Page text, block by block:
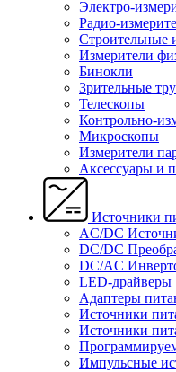
Электро-
Радио-
Строительные
Измерители
Бинокли
Зрительные
Телескопы
Контрольно-
Микроскопы
Измерители
Аксессуары и
Источники
AC/DC
DC/DC
DC/AC
LED-драйверы
Адаптеры
Источники
Источники
Импульсные